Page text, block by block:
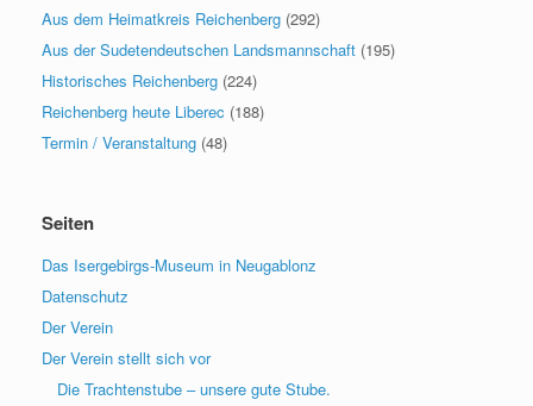
Aus dem Heimatkreis Reichenberg (292)
Aus der Sudetendeutschen Landsmannschaft (195)
Historisches Reichenberg (224)
Reichenberg heute Liberec (188)
Termin / Veranstaltung (48)
Seiten
Das Isergebirgs-Museum in Neugablonz
Datenschutz
Der Verein
Der Verein stellt sich vor
Die Trachtenstube – unsere gute Stube.